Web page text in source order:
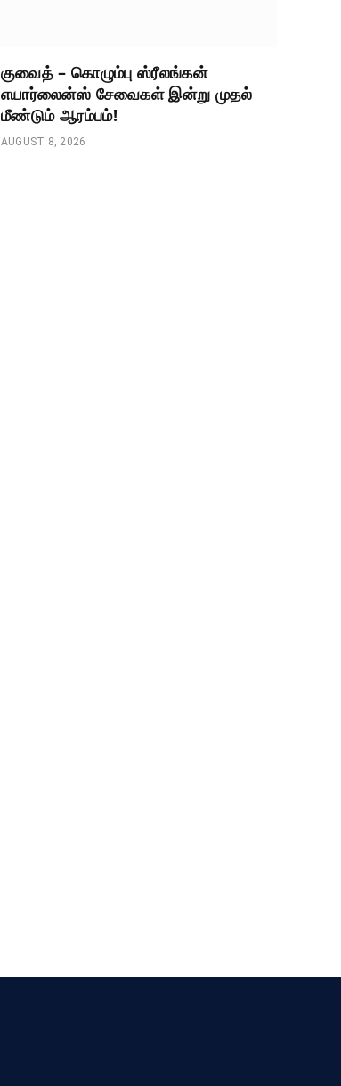
குவைத் – கொழும்பு ஸ்ரீலங்கன்
எயார்லைன்ஸ் சேவைகள் இன்று முதல்
மீண்டும் ஆரம்பம்!
AUGUST 8, 2026